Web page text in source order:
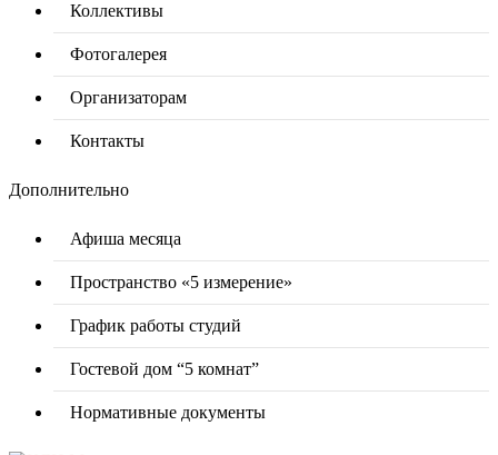
Коллективы
Фотогалерея
Организаторам
Контакты
Дополнительно
Афиша месяца
Пространство «5 измерение»
График работы студий
Гостевой дом “5 комнат”
Нормативные документы